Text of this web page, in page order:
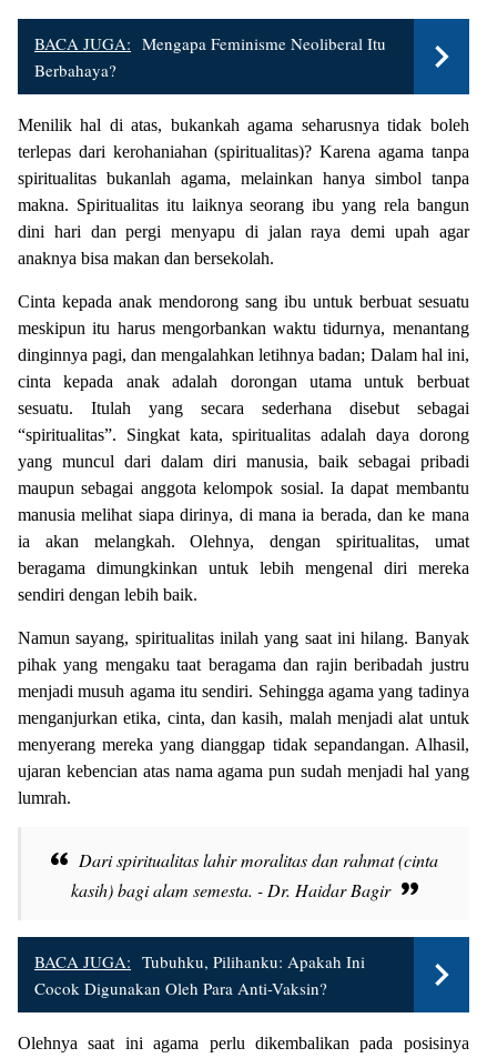
BACA JUGA: Mengapa Feminisme Neoliberal Itu
Berbahaya?
Menilik hal di atas, bukankah agama seharusnya tidak boleh
terlepas dari kerohaniahan (spiritualitas)? Karena agama tanpa
spiritualitas bukanlah agama, melainkan hanya simbol tanpa
makna. Spiritualitas itu laiknya seorang ibu yang rela bangun
dini hari dan pergi menyapu di jalan raya demi upah agar
anaknya bisa makan dan bersekolah.
Cinta kepada anak mendorong sang ibu untuk berbuat sesuatu
meskipun itu harus mengorbankan waktu tidurnya, menantang
dinginnya pagi, dan mengalahkan letihnya badan; Dalam hal ini,
cinta kepada anak adalah dorongan utama untuk berbuat
sesuatu. Itulah yang secara sederhana disebut sebagai
“spiritualitas”. Singkat kata, spiritualitas adalah daya dorong
yang muncul dari dalam diri manusia, baik sebagai pribadi
maupun sebagai anggota kelompok sosial. Ia dapat membantu
manusia melihat siapa dirinya, di mana ia berada, dan ke mana
ia akan melangkah. Olehnya, dengan spiritualitas, umat
beragama dimungkinkan untuk lebih mengenal diri mereka
sendiri dengan lebih baik.
Namun sayang, spiritualitas inilah yang saat ini hilang. Banyak
pihak yang mengaku taat beragama dan rajin beribadah justru
menjadi musuh agama itu sendiri. Sehingga agama yang tadinya
menganjurkan etika, cinta, dan kasih, malah menjadi alat untuk
menyerang mereka yang dianggap tidak sepandangan. Alhasil,
ujaran kebencian atas nama agama pun sudah menjadi hal yang
lumrah.
Dari spiritualitas lahir moralitas dan rahmat (cinta
kasih) bagi alam semesta. - Dr. Haidar Bagir
BACA JUGA: Tubuhku, Pilihanku: Apakah Ini
Cocok Digunakan Oleh Para Anti-Vaksin?
Olehnya saat ini agama perlu dikembalikan pada posisinya